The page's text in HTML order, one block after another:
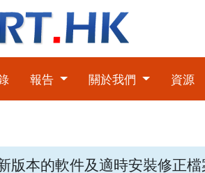
報告 關於我們 資源
版本的軟件及適時安裝修正檔